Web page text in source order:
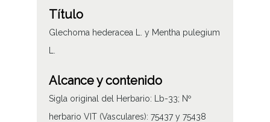
Título
Glechoma hederacea L. y Mentha pulegium
L.
Alcance y contenido
Sigla original del Herbario: Lb-33; Nº
herbario VIT (Vasculares): 75437 y 75438